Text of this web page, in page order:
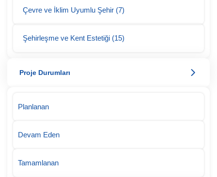
Çevre ve İklim Uyumlu Şehir (7)
Şehirleşme ve Kent Estetiği (15)
Proje Durumları
Planlanan
Devam Eden
Tamamlanan